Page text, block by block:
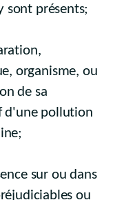
sont présents;
organisme, ou
de sa
d'une pollution
sur ou dans
ou